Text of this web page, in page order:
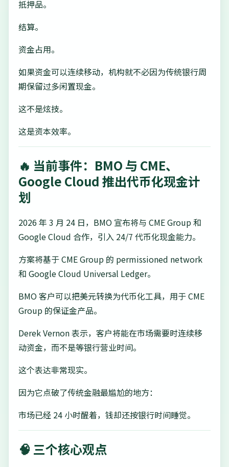
抵押品。
结算。
资金占用。
如果资金可以连续移动，机构就不必因为传统银行周
期保留过多闲置现金。
这不是炫技。
这是资本效率。
🔥 当前事件：BMO 与 CME、
Google Cloud 推出代币化现金计
划
2026 年 3 月 24 日，BMO 宣布将与 CME Group 和
Google Cloud 合作，引入 24/7 代币化现金能力。
方案将基于 CME Group 的 permissioned network
和 Google Cloud Universal Ledger。
BMO 客户可以把美元转换为代币化工具，用于 CME
Group 的保证金产品。
Derek Vernon 表示，客户将能在市场需要时连续移
动资金，而不是等银行营业时间。
这个表达非常现实。
因为它点破了传统金融最尴尬的地方：
市场已经 24 小时醒着，钱却还按银行时间睡觉。
🧠 三个核心观点